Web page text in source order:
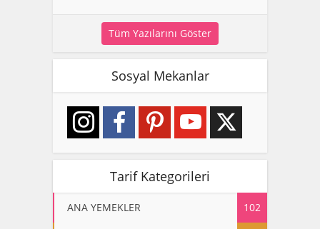
Tüm Yazılarını Göster
Sosyal Mekanlar
Tarif Kategorileri
ANA YEMEKLER 102